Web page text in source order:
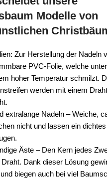
Modelle von
Zur Herstellung der Nadeln
PVC-Folie, welche
hoher Temperatur schmilzt.
werden mit einem Draht
extralange Nadeln – Weiche,
nicht und lassen ein dichtes
Äste – Den Kern jedes
Dank dieser Lösung
biegen auch bei viel